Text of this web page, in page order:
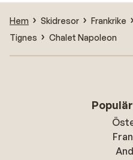
Hem Skidresor Frankrike
Tignes
Chalet Napoleon